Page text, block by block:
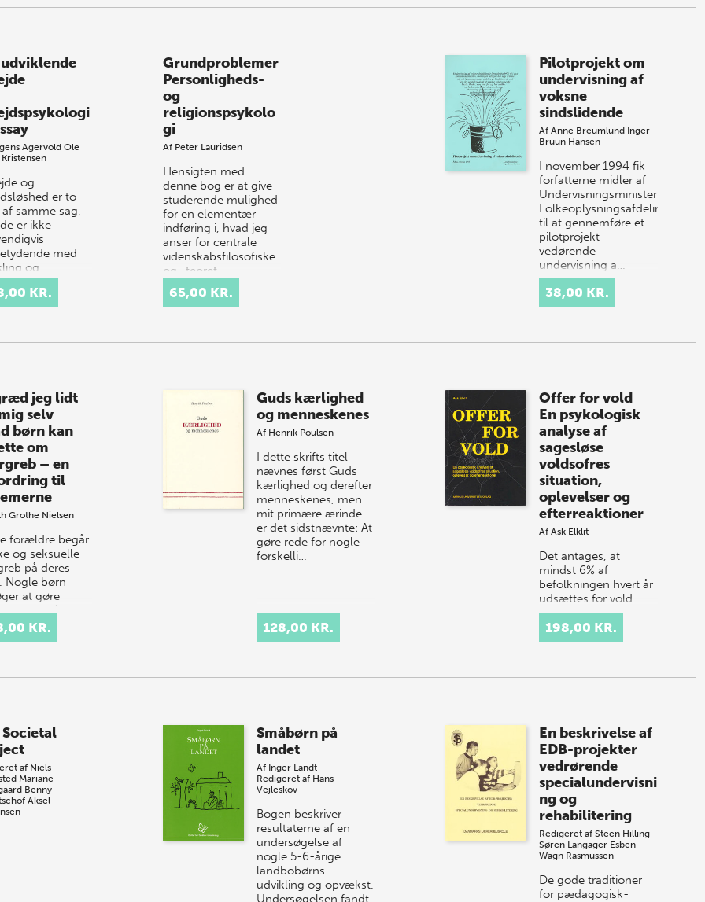
og
danske
og sendt til
Agervold Ole
og
er to
af samme sag,
er ikke
med
og
er på
måde heller
KR.
Grundproblemer
Personligheds-
og
religionspsykolo
gi
Af Peter Lauridsen
Hensigten med
denne bog er at give
studerende mulighed
for en elementær
indføring i, hvad jeg
anser for centrale
videnskabsfilosofiske
og -teoret…
65,00 KR.
Pilotprojekt om
undervisning af
voksne
sindslidende
AfAnne Breumlund Inger
Bruun Hansen
I november 1994 fik
forfatterne midler af
Undervisningsministeriets
Folkeoplysningsafdeling
til at gennemføre et
pilotprojekt
vedørende
undervisning a…
38,00 KR.
jeg lidt
selv
børn kan
om
– en
til
Grothe Nielsen
forældre begår
og seksuelle
på deres
Nogle børn
at gøre
på det.
handler om,
holdninger og…
KR.
Guds kærlighed
og menneskenes
Af Henrik Poulsen
I dette skrifts titel
nævnes først Guds
kærlighed og derefter
menneskenes, men
mit primære ærinde
er det sidstnævnte: At
gøre rede for nogle
forskelli…
128,00 KR.
Offer for vold
En psykologisk
analyse af
sagesløse
voldsofres
situation,
oplevelser og
efterreaktioner
AfAsk Elklit
Det antages, at
mindst 6% af
befolkningen hvert år
udsættes for vold
eller trusler om vold.
De fleste
undersøgelser af
198,00 KR.
Societal
af Niels
Mariane
Benny
Aksel
Småbørn på
landet
Af Inger Landt
Redigeret af Hans
Vejleskov
Bogen beskriver
resultaterne af en
undersøgelse af
nogle 5-6-årige
landbobørns
udvikling og opvækst.
Undersøgelsen fandt
En beskrivelse af
EDB-projekter
vedrørende
specialundervisni
ng og
rehabilitering
Redigeret afSteen Hilling
Søren Langager Esben
Wagn Rasmussen
De gode traditioner
for pædagogisk-